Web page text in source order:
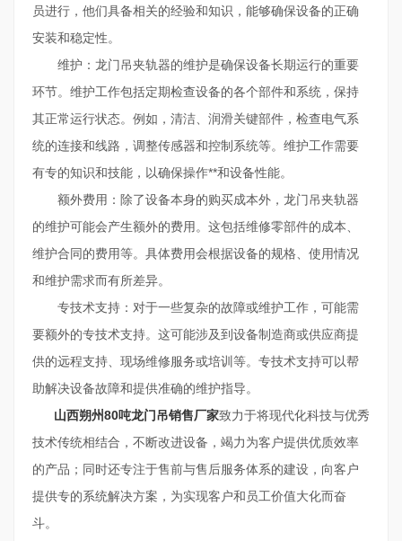
员进行，他们具备相关的经验和知识，能够确保设备的正确
安装和稳定性。
维护：龙门吊夹轨器的维护是确保设备长期运行的重要
环节。维护工作包括定期检查设备的各个部件和系统，保持
其正常运行状态。例如，清洁、润滑关键部件，检查电气系
统的连接和线路，调整传感器和控制系统等。维护工作需要
有专的知识和技能，以确保操作**和设备性能。
额外费用：除了设备本身的购买成本外，龙门吊夹轨器
的维护可能会产生额外的费用。这包括维修零部件的成本、
维护合同的费用等。具体费用会根据设备的规格、使用情况
和维护需求而有所差异。
专技术支持：对于一些复杂的故障或维护工作，可能需
要额外的专技术支持。这可能涉及到设备制造商或供应商提
供的远程支持、现场维修服务或培训等。专技术支持可以帮
助解决设备故障和提供准确的维护指导。
山西朔州80吨龙门吊销售厂家致力于将现代化科技与优秀
技术传统相结合，不断改进设备，竭力为客户提供优质效率
的产品；同时还专注于售前与售后服务体系的建设，向客户
提供专的系统解决方案，为实现客户和员工价值大化而奋
斗。